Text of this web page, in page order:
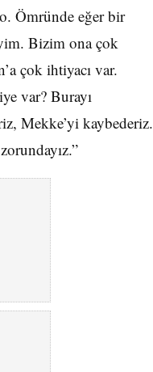
Ömründe eğer bir
Bizim ona çok
çok ihtiyacı var.
var? Burayı
Mekke’yi kaybederiz.